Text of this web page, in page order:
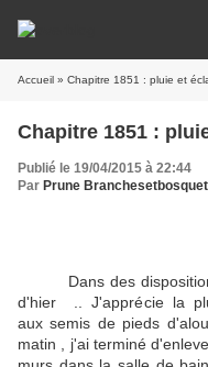
Accueil » Chapitre 1851 : pluie et
Publié le 19/04/2015 à 22:44
Par Prune
Dans des dispositions
d'hier .. J'apprécie la
aux semis de pieds
matin , j'ai terminé